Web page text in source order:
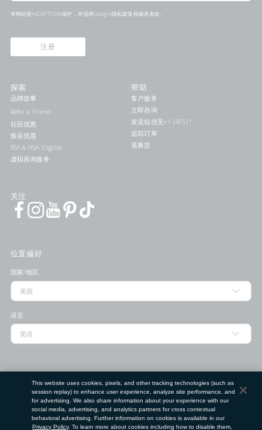
本网站受reCAPTCHA保护，并适用Google隐私政策和服务条款 。
注册
探索
品牌故事
Refer a Friend
社区优惠
焕采优惠
FSA & HSA Eligible
虚拟咨询服务
帮助
客户服务
立即咨询
发送短信至+1 (405) 578-7046联系我们
追踪订单
退换货
关注
位置偏好
国家/地区
语言
邮政编码
提交
This website uses cookies, pixels, and other tracking technologies (such as
session replay) to enhance user experience, analyze site performance, and
for advertising. We also share information about your experience with our
social media, advertising, and analytics partners for cross contextual
behavioral advertising. Further information on cookies is available in our
Privacy Policy. To learn more about cookies including how to disable them,